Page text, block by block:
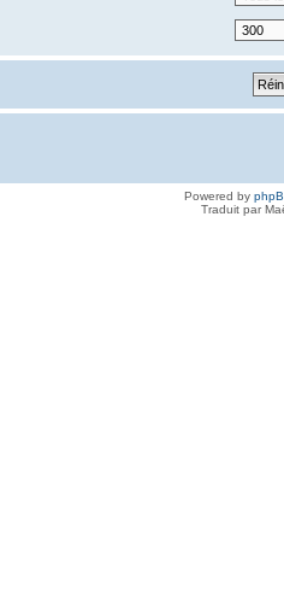
Powered by
Traduit par